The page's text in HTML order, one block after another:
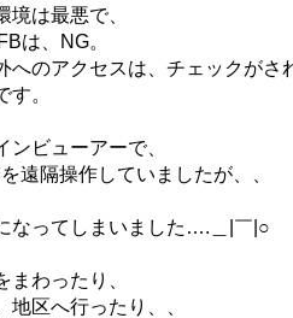
境は最悪で、
は、NG。
へのアクセスは、チェックがさ
す。
ンビューアーで、
遠隔操作していましたが、、
なってしまいました….＿|￣|○
まわったり、
地区へ行ったり、、